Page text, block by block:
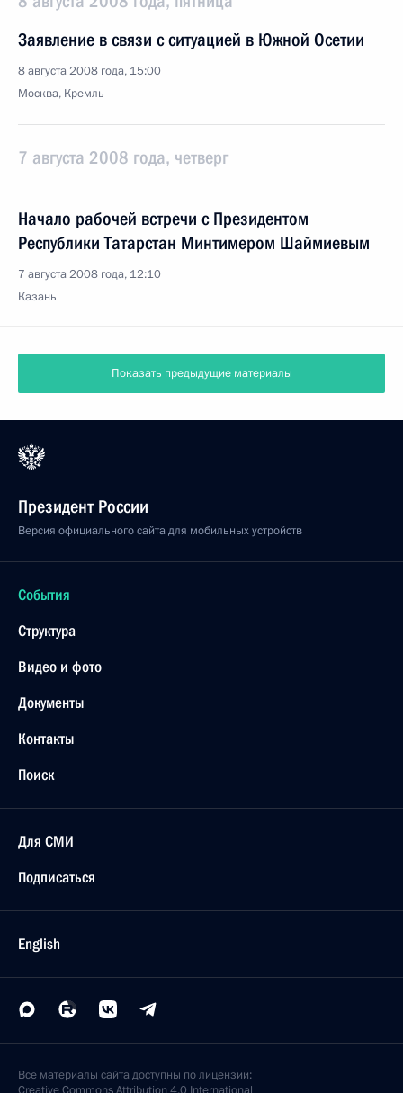
Заявление в связи с ситуацией в Южной Осетии
8 августа 2008 года, 15:00
Москва, Кремль
7 августа 2008 года, четверг
Начало рабочей встречи с Президентом
Республики Татарстан Минтимером Шаймиевым
7 августа 2008 года, 12:10
Казань
Показать предыдущие материалы
Президент России
Версия официального сайта для мобильных устройств
События
Структура
Видео и фото
Документы
Контакты
Поиск
Для СМИ
Подписаться
English
Все материалы сайта доступны по лицензии: